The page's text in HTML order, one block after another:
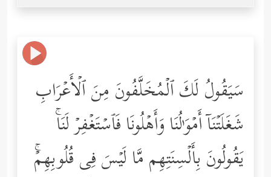
سَیَقُولُ لَكَ ٱلۡمُخَلَّفُونَ مِنَ ٱلۡأَعۡرَابِ
شَغَلَتۡنَاۤ أَمۡوَ ٰ⁠لُنَا وَأَهۡلُونَا فَٱسۡتَغۡفِرۡ لَنَاۚ
یَقُولُونَ بِأَلۡسِنَتِهِم مَّا لَیۡسَ فِی قُلُوبِهِمۡۚ